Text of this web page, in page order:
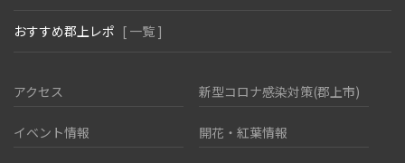
おすすめ郡上レポ [ 一覧 ]
アクセス 新型コロナ感染対策(郡上市)
イベント情報 開花・紅葉情報